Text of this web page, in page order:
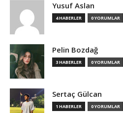
Yusuf Aslan
4 HABERLER 0 YORUMLAR
Pelin Bozdağ
3 HABERLER 0 YORUMLAR
Sertaç Gülcan
1 HABERLER 0 YORUMLAR